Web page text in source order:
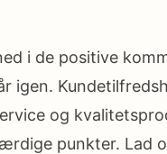
i de positive
igen.
og
punkter. Lad